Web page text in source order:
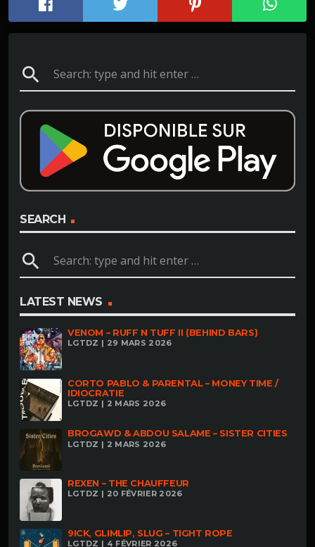
search
SEARCH
search
LATEST NEWS
VENOM – RUFF N TUFF II (BEHIND BARS)
LGTDZ | 29 MARS 2026
CORTO PABLO & PARENTAL – MONEY TIME /
IDIOCRATIE
LGTDZ | 2 MARS 2026
BROGAWD & ABDOU SALAME – SISTER CITIES
LGTDZ | 2 MARS 2026
REXEN – THE CHAUFFEUR
LGTDZ | 20 FÉVRIER 2026
9ICK, GLIMLIP, SLUG – TIGHT ROPE
LGTDZ | 4 FÉVRIER 2026